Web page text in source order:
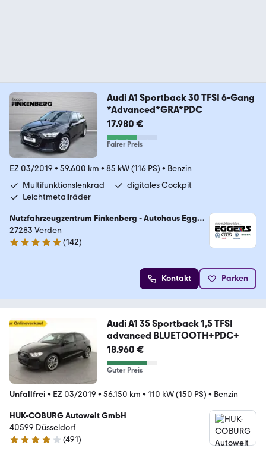
Audi A1 Sportback 30 TFSI 6-Gang
*Advanced*GRA*PDC
17.980 €
Fairer Preis
EZ 03/2019 • 59.600 km • 85 kW (116 PS) • Benzin
Multifunktionslenkrad
digitales Cockpit
Leichtmetallräder
Nutzfahrzeugzentrum Finkenberg - Autohaus Eggers
GmbH
27283 Verden
4.9 Sterne
(142)
Kontakt Parken
Audi A1 35 Sportback 1,5 TFSI
advanced BLUETOOTH+PDC+
18.960 €
Guter Preis
Unfallfrei • EZ 03/2019 • 56.150 km • 110 kW (150 PS) • Benzin
HUK-COBURG Autowelt GmbH
40599 Düsseldorf
4.1 Sterne
(491)